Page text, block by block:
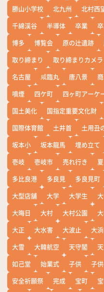
勝山小学校
北九州 北村西
千綿渓谷
半導体 卒業
博多
博覧会 原の辻遺跡
取り締まり
取り締まりカメラ
名古屋
咸臨丸 唐八景
噴煙
四ケ町 四ヶ町アーケ
国土美化
国指定重要文化財
国際体育館
土井首 土用丑
坂本小
坂本龍馬 埋め立て
壱岐
壱岐市 売れ行き 夏
多比良港
多良見 多良見町
大型店舗
大学 大学生
大晦日
大村 大村公園
大正
大水害 大波止 大
大雪
大韓航空 天守閣
如己堂
始業式 子供 子
安全祈願祭
完成 宝町